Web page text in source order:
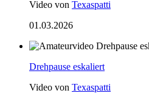
Video von Texaspatti
01.03.2026
Drehpause eskaliert
Video von Texaspatti